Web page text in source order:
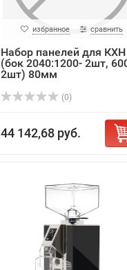
избранное сравнить
Набор панелей для КХН
(бок 2040:1200- 2шт,
2шт) 80мм
(0)
44 142,68 руб.